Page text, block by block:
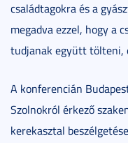
családtagokra és a
megadva ezzel, hogy a
tudjanak együtt tölteni,
A konferencián
Szolnokról érkező
kerekasztal